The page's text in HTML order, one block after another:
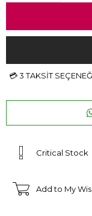
Critical Stock
Add to My